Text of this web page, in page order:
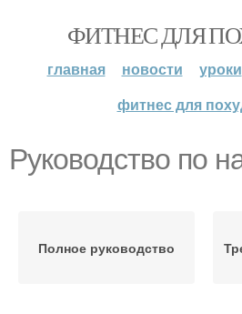
ФИТНЕС ДЛЯ
главная новости уроки
фитнес для
Руководство по
Полное руководство